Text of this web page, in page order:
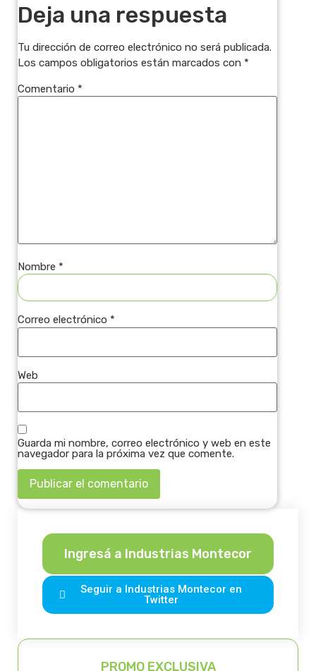
Deja una respuesta
Tu dirección de correo electrónico no será publicada.
Los campos obligatorios están marcados con *
Comentario *
Nombre *
Correo electrónico *
Web
Guarda mi nombre, correo electrónico y web en este
navegador para la próxima vez que comente.
Ingresá a Industrias Montecor
Seguir a Industrias Montecor en
Twitter
PROMO EXCLUSIVA